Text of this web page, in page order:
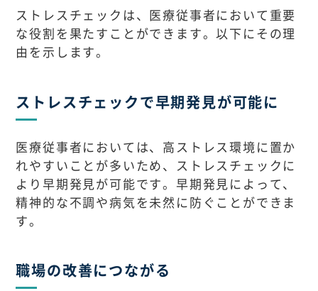
ストレスチェックは、医療従事者において重要
な役割を果たすことができます。以下にその理
由を示します。
ストレスチェックで早期発見が可能に
医療従事者においては、高ストレス環境に置か
れやすいことが多いため、ストレスチェックに
より早期発見が可能です。早期発見によって、
精神的な不調や病気を未然に防ぐことができま
す。
職場の改善につながる